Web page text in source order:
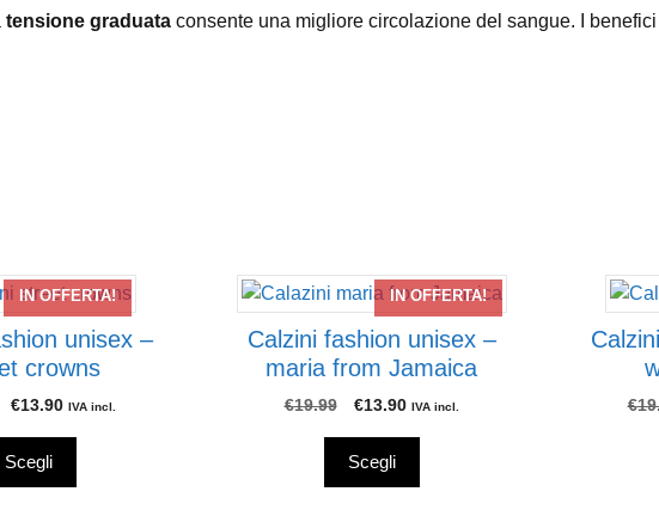
tensione graduata consente una migliore circolazione del sangue. I
IN OFFERTA!
unisex –
crowns
Il
originale
era:
€13.90IlIVA incl.
Scegli
IN OFFERTA!
Calzini fashion unisex –
maria from Jamaica
€19.99
Il
originale
era:
€13.90IlIVA incl.
Scegli
Questo
prodotto
ha
varianti.
€
Questo
prodotto
ha
varianti.